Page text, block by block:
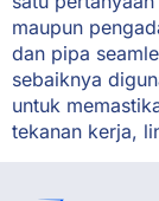
maupun
dan pipa
sebaiknya
untuk
tekanan kerja,